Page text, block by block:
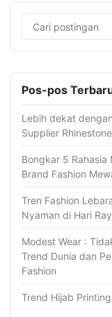
Pos-pos
Lebih dekat
Supplier
Bongkar 5 Rahasia
Brand Fashion
Tren Fashion
Nyaman di Hari
Modest Wear :
Trend Dunia dan
Fashion
Trend Hijab